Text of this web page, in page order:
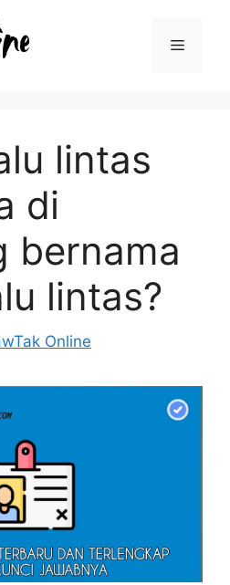
Menu
lintas
di
bernama
lintas?
Online